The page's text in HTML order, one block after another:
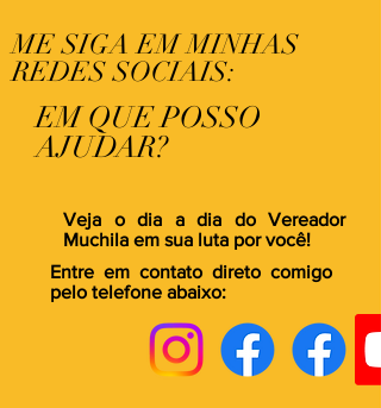
EM QUE POSSO
AJUDAR?
ME SIGA EM MINHAS
REDES SOCIAIS:
Veja o dia a dia do Vereador
Muchila em sua luta por você!
Entre em contato direto comigo
pelo telefone abaixo: